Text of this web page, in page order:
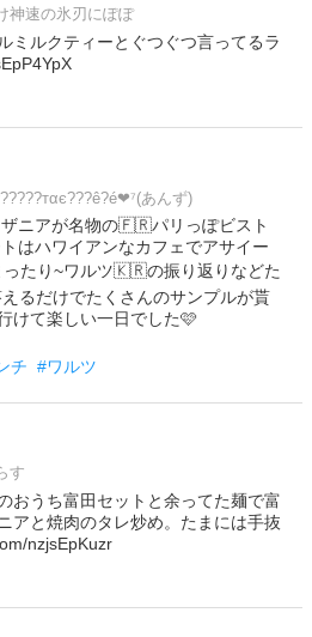
神速の氷刃にぽぽ
ミルクティーとぐつぐつ言ってるラ
あんず)
ニアが名物の🇫🇷パリっぽビスト
はハワイアンなカフェでアサイー
たり~ワルツ🇰🇷の振り返りなどた
るだけでたくさんのサンプルが貰
けて楽しい一日でした🩷
チ #ワルツ
す
おうち富田セットと余ってた麺で富
アと焼肉のタレ炒め。たまには手抜
nzjsEpKuzr